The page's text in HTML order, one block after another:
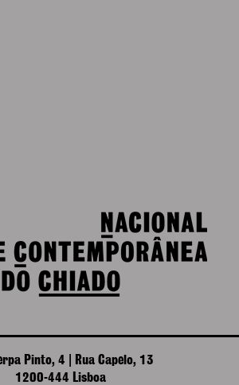
Pinto, 4 | Rua Capelo, 13
1200-444 Lisboa